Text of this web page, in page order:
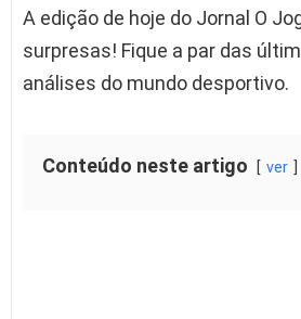
A edição de hoje do Jornal O
surpresas! Fique a par das
análises do mundo desportivo.
Conteúdo neste artigo ver